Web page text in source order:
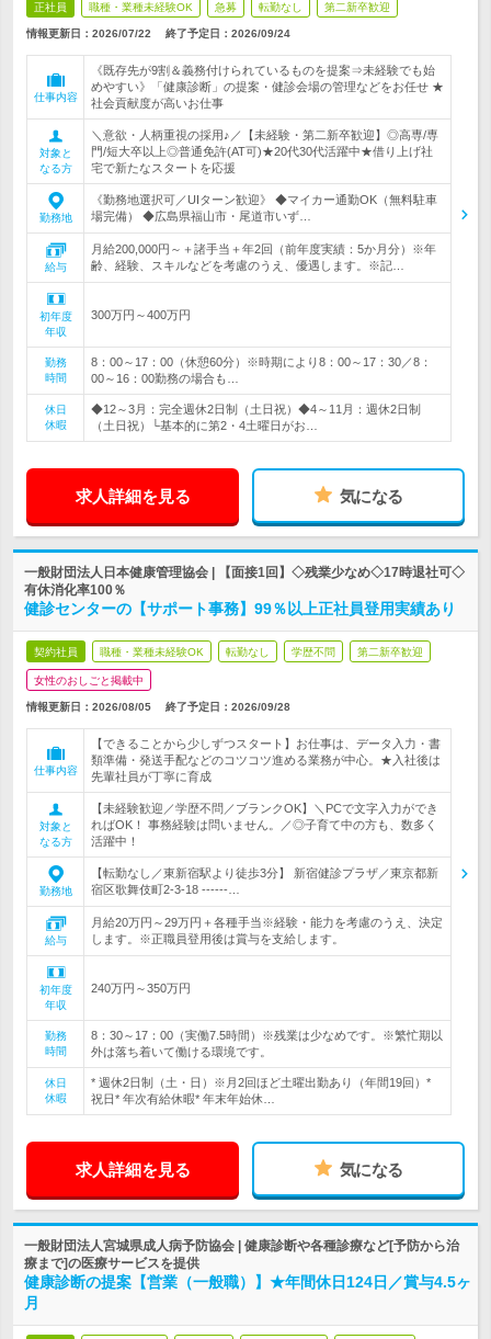
正社員 職種・業種未経験OK 急募 転勤なし 第二新卒歓迎
情報更新日：2026/07/22 終了予定日： 2026/09/24
仕事内容
《既存先が9割＆義務付けられているものを提案⇒未経験でも始
めやすい》「健康診断」の提案・健診会場の管理などをお任せ ★
社会貢献度が高いお仕事
対象と
なる方
＼意欲・人柄重視の採用♪／【未経験・第二新卒歓迎】◎高専/専
門/短大卒以上◎普通免許(AT可)★20代30代活躍中★借り上げ社
宅で新たなスタートを応援
勤務地
《勤務地選択可／UIターン歓迎》 ◆マイカー通勤OK（無料駐車
場完備） ◆広島県福山市・尾道市いず…
給与
月給200,000円～＋諸手当＋年2回（前年度実績：5か月分）※年
齢、経験、スキルなどを考慮のうえ、優遇します。※記…
初年度
年収
300万円～400万円
勤務
時間
8：00～17：00（休憩60分）※時期により8：00～17：30／8：
00～16：00勤務の場合も…
休日
休暇
◆12～3月：完全週休2日制（土日祝）◆4～11月：週休2日制
（土日祝）└基本的に第2・4土曜日がお…
求人詳細を見る 気になる
一般財団法人日本健康管理協会 | 【面接1回】◇残業少なめ◇17時退社可◇
有休消化率100％
健診センターの【サポート事務】99％以上正社員登用実績あり
契約社員 職種・業種未経験OK 転勤なし 学歴不問 第二新卒歓迎
女性のおしごと掲載中
情報更新日：2026/08/05 終了予定日： 2026/09/28
仕事内容
【できることから少しずつスタート】お仕事は、データ入力・書
類準備・発送手配などのコツコツ進める業務が中心。★入社後は
先輩社員が丁寧に育成
対象と
なる方
【未経験歓迎／学歴不問／ブランクOK】＼PCで文字入力ができ
ればOK！ 事務経験は問いません。／◎子育て中の方も、数多く
活躍中！
勤務地
【転勤なし／東新宿駅より徒歩3分】 新宿健診プラザ／東京都新
宿区歌舞伎町2-3-18 ------…
給与
月給20万円～29万円＋各種手当※経験・能力を考慮のうえ、決定
します。※正職員登用後は賞与を支給します。
初年度
年収
240万円～350万円
勤務
時間
8：30～17：00（実働7.5時間）※残業は少なめです。※繁忙期以
外は落ち着いて働ける環境です。
休日
休暇
* 週休2日制（土・日）※月2回ほど土曜出勤あり（年間19回）*
祝日* 年次有給休暇* 年末年始休…
求人詳細を見る 気になる
一般財団法人宮城県成人病予防協会 | 健康診断や各種診療など[予防から治
療まで]の医療サービスを提供
健康診断の提案【営業（一般職）】★年間休日124日／賞与4.5ヶ
月